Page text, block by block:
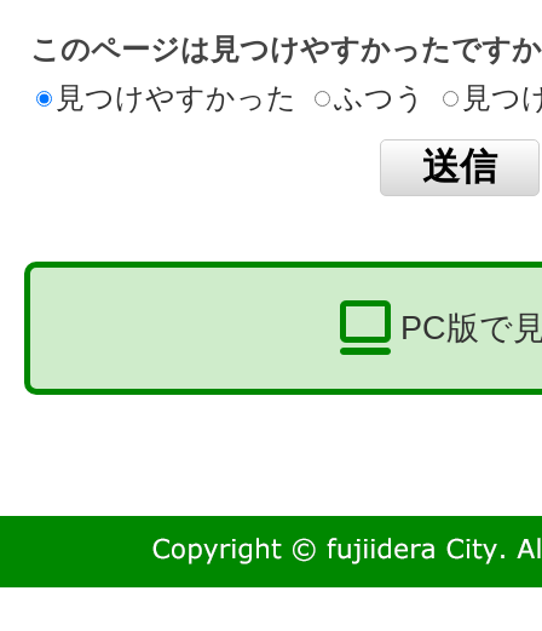
このページは見つけやすかったです
見つけやすかった
ふつう 見つ
PC版で